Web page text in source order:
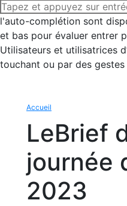
Recherche
:l'auto-complétion sont
et bas pour évaluer entrer
Utilisateurs et utilisatrices
touchant ou par des gestes
Accueil
LeBrief
journée
2023